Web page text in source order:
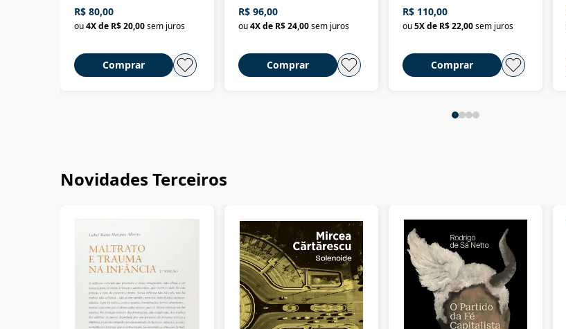
R$ 80,00
ou4X de R$ 20,00sem juros
Comprar
R$ 96,00
ou4X de R$ 24,00sem juros
Comprar
Nova República (1985-
2018)
R$ 110,00
ou5X de R$ 22,00sem juros
Comprar
Novidades Terceiros